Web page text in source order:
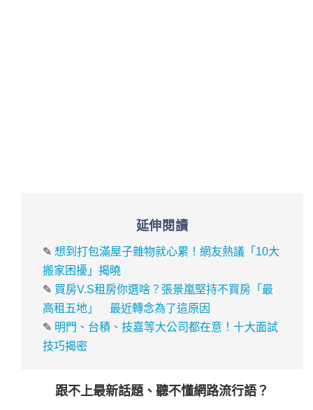
延伸閱讀
✎想到打包滿屋子雜物就心累！網友熱議「10大
搬家困擾」揭曉
✎ 買房V.S租房你選啥？張景嵐堅持不買房「最
高租五地」 最近轉念為了這原因
✎ 明門、台積、技嘉等大公司都在意！十大面試
技巧揭密
跟不上最新話題、聽不懂網路流行語？